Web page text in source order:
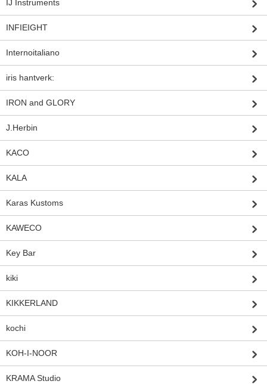
IJ Instruments
INFIEIGHT
Internoitaliano
iris hantverk:
IRON and GLORY
J.Herbin
KACO
KALA
Karas Kustoms
KAWECO
Key Bar
kiki
KIKKERLAND
kochi
KOH-I-NOOR
KRAMA Studio